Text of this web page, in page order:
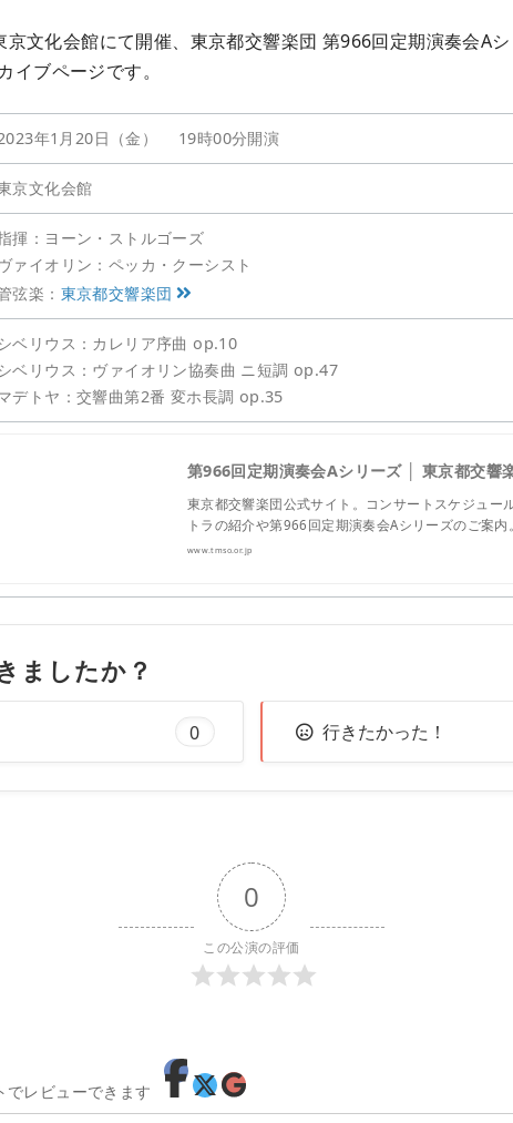
文化会館にて開催、東京都交響楽団 第966回定期演奏会A
イブページです。
年1月20日（金） 19時00分開演
京文化会館
揮：ヨーン・ストルゴーズ
ァイオリン：ペッカ・クーシスト
弦楽： 東京都交響楽団
ベリウス：カレリア序曲 op.10
ベリウス：ヴァイオリン協奏曲 ニ短調 op.47
デトヤ：交響曲第2番 変ホ長調 op.35
第966回定期演奏会Aシリーズ │ 東京都交響
東京都交響楽団公式サイト。コンサートスケジュー
トラの紹介や第966回定期演奏会Aシリーズのご案内。
www.tmso.or.jp
ましたか？
0 行きたかった！
0
この公演の評価
でレビューできます